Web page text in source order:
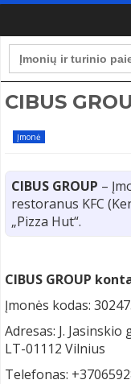
Search
for:
CIBUS
Įmonė
CIBUS GROUP –
restoranus KFC
„Pizza Hut“.
CIBUS GROUP
Įmonės kodas:
Adresas: J. Jasinskio
LT-01112 Vilnius
Telefonas: